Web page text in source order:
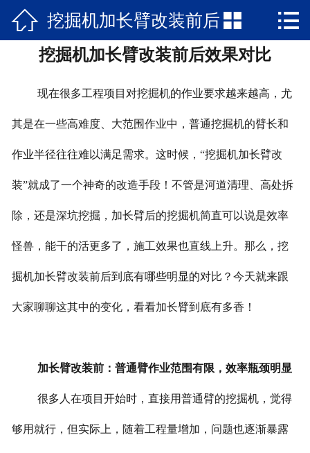
 网站首页
关于我们
新闻资讯
产品中心
公司文化
在线留言
 挖掘机加长臂改装前后
效果对比
 
挖掘机加长臂改装前后效果对比
现在很多工程项目对挖掘机的作业要求越来越高，尤
其是在一些高难度、大范围作业中，普通挖掘机的臂长和
作业半径往往难以满足需求。这时候，“挖掘机加长臂改
装”就成了一个神奇的改造手段！不管是河道清理、高处拆
除，还是深坑挖掘，加长臂后的挖掘机简直可以说是效率
怪兽，能干的活更多了，施工效果也直线上升。那么，挖
掘机加长臂改装前后到底有哪些明显的对比？今天就来跟
大家聊聊这其中的变化，看看加长臂到底有多香！
加长臂改装前：普通臂作业范围有限，效率瓶颈明显
很多人在项目开始时，直接用普通臂的挖掘机，觉得
够用就行，但实际上，随着工程量增加，问题也逐渐暴露